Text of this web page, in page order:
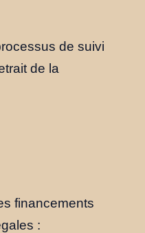
de suivi
de la
financements
: